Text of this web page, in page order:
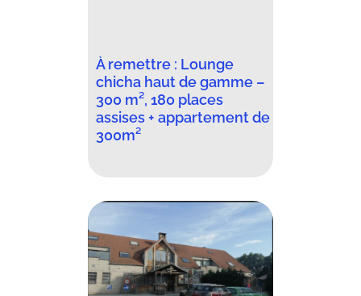
À remettre : Lounge
chicha haut de gamme –
300 m², 180 places
assises + appartement de
300m²